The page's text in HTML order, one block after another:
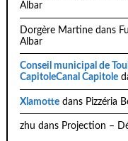
Albar
Dorgère Martine dans
Albar
Conseil municipal de
CapitoleCanal Capitole
Xlamotte dans Pizzéria
zhu dans Projection –